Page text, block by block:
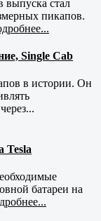
выпуска стал
пикапов.
Single Cab
в истории. Он
Tesla
батареи на